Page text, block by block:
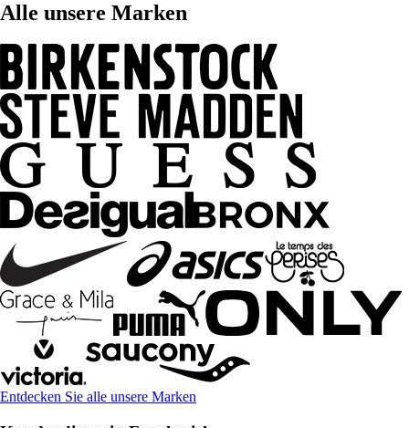
Alle unsere Marken
Entdecken Sie alle unsere Marken